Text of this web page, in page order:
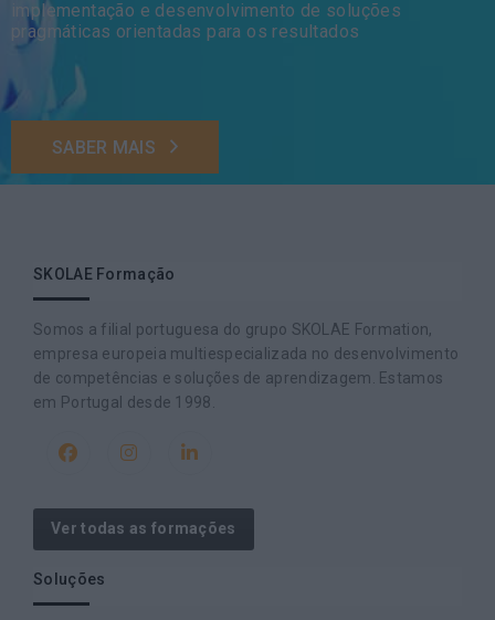
implementação e desenvolvimento de soluções
pragmáticas orientadas para os resultados
SABER MAIS
SKOLAE Formação
Somos a filial portuguesa do grupo SKOLAE Formation,
empresa europeia multiespecializada no desenvolvimento
de competências e soluções de aprendizagem. Estamos
em Portugal desde 1998.
Ver todas as formações
Soluções